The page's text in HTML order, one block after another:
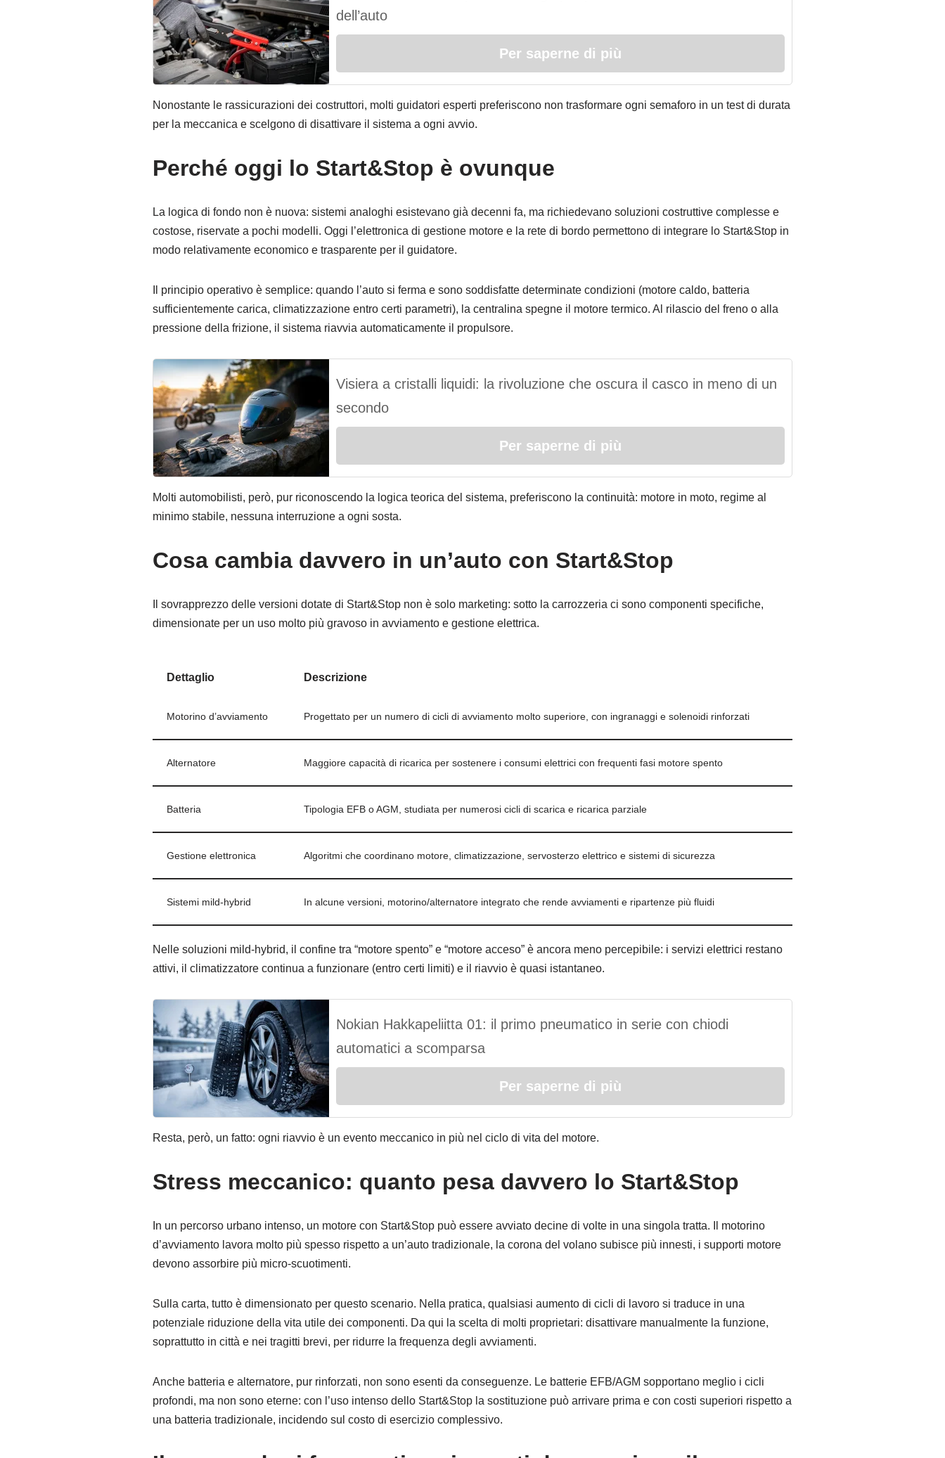
dell’auto
Per saperne di più
Nonostante le rassicurazioni dei costruttori, molti guidatori esperti preferiscono non trasformare ogni semaforo in un test di durata
per la meccanica e scelgono di disattivare il sistema a ogni avvio.
Perché oggi lo Start&Stop è ovunque
La logica di fondo non è nuova: sistemi analoghi esistevano già decenni fa, ma richiedevano soluzioni costruttive complesse e
costose, riservate a pochi modelli. Oggi l’elettronica di gestione motore e la rete di bordo permettono di integrare lo Start&Stop in
modo relativamente economico e trasparente per il guidatore.
Il principio operativo è semplice: quando l’auto si ferma e sono soddisfatte determinate condizioni (motore caldo, batteria
sufficientemente carica, climatizzazione entro certi parametri), la centralina spegne il motore termico. Al rilascio del freno o alla
pressione della frizione, il sistema riavvia automaticamente il propulsore.
Visiera a cristalli liquidi: la rivoluzione che oscura il casco in meno di un
secondo
Per saperne di più
Molti automobilisti, però, pur riconoscendo la logica teorica del sistema, preferiscono la continuità: motore in moto, regime al
minimo stabile, nessuna interruzione a ogni sosta.
Cosa cambia davvero in un’auto con Start&Stop
Il sovrapprezzo delle versioni dotate di Start&Stop non è solo marketing: sotto la carrozzeria ci sono componenti specifiche,
dimensionate per un uso molto più gravoso in avviamento e gestione elettrica.
Dettaglio Descrizione
Motorino d’avviamento Progettato per un numero di cicli di avviamento molto superiore, con ingranaggi e solenoidi rinforzati
Alternatore Maggiore capacità di ricarica per sostenere i consumi elettrici con frequenti fasi motore spento
Batteria Tipologia EFB o AGM, studiata per numerosi cicli di scarica e ricarica parziale
Gestione elettronica Algoritmi che coordinano motore, climatizzazione, servosterzo elettrico e sistemi di sicurezza
Sistemi mild-hybrid In alcune versioni, motorino/alternatore integrato che rende avviamenti e ripartenze più fluidi
Nelle soluzioni mild-hybrid, il confine tra “motore spento” e “motore acceso” è ancora meno percepibile: i servizi elettrici restano
attivi, il climatizzatore continua a funzionare (entro certi limiti) e il riavvio è quasi istantaneo.
Nokian Hakkapeliitta 01: il primo pneumatico in serie con chiodi
automatici a scomparsa
Per saperne di più
Resta, però, un fatto: ogni riavvio è un evento meccanico in più nel ciclo di vita del motore.
Stress meccanico: quanto pesa davvero lo Start&Stop
In un percorso urbano intenso, un motore con Start&Stop può essere avviato decine di volte in una singola tratta. Il motorino
d’avviamento lavora molto più spesso rispetto a un’auto tradizionale, la corona del volano subisce più innesti, i supporti motore
devono assorbire più micro-scuotimenti.
Sulla carta, tutto è dimensionato per questo scenario. Nella pratica, qualsiasi aumento di cicli di lavoro si traduce in una
potenziale riduzione della vita utile dei componenti. Da qui la scelta di molti proprietari: disattivare manualmente la funzione,
soprattutto in città e nei tragitti brevi, per ridurre la frequenza degli avviamenti.
Anche batteria e alternatore, pur rinforzati, non sono esenti da conseguenze. Le batterie EFB/AGM sopportano meglio i cicli
profondi, ma non sono eterne: con l’uso intenso dello Start&Stop la sostituzione può arrivare prima e con costi superiori rispetto a
una batteria tradizionale, incidendo sul costo di esercizio complessivo.